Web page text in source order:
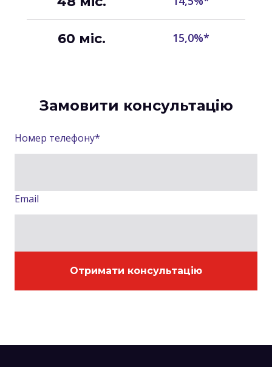
60 міс. 15,0%*
Замовити консультацію
Номер телефону*
Email
Отримати консультацію